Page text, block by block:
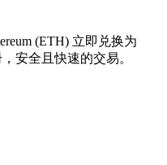
(ETH) 立即兑换为
安全且快速的交易。